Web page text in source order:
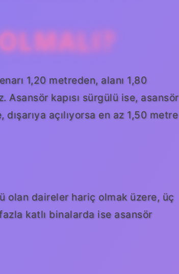
1,20 metreden, alanı 1,80
Asansör kapısı sürgülü ise, asansör
dışarıya açılıyorsa en az 1,50 metre
olan daireler hariç olmak üzere, üç
katlı binalarda ise asansör